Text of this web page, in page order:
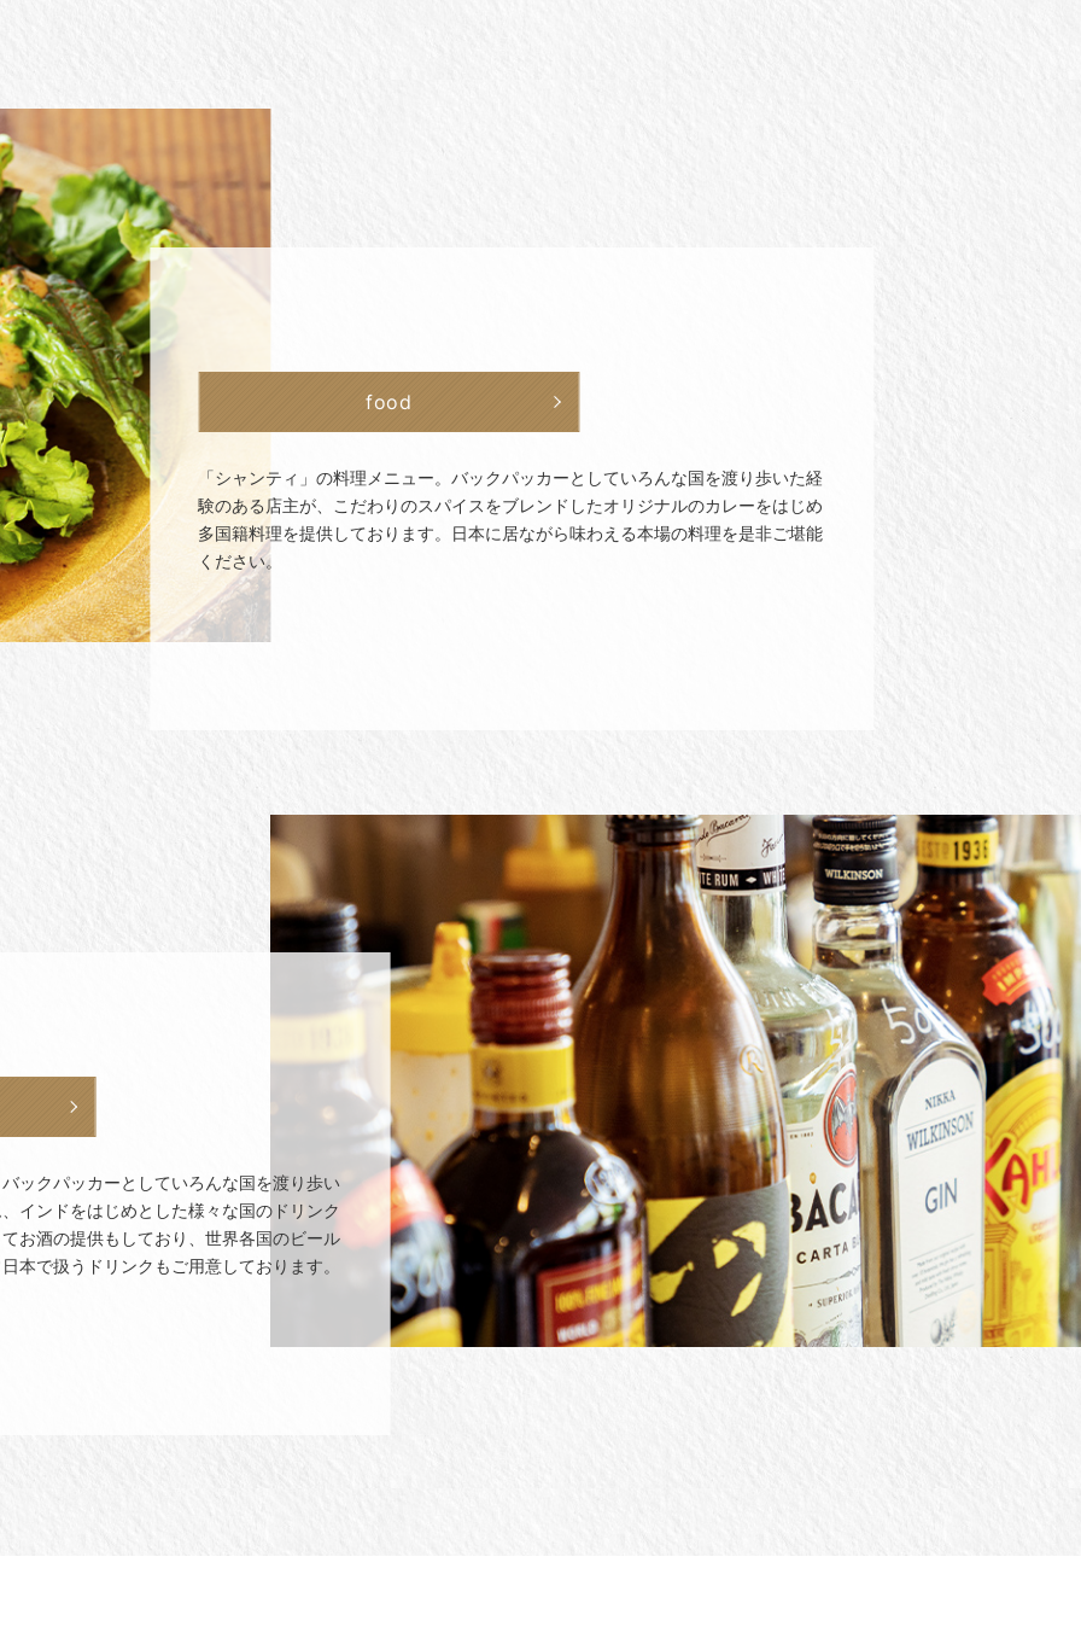
food
「シャンティ」の料理メニュー。バックパッカーとしていろんな国を渡り歩いた経
験のある店主が、こだわりのスパイスをブレンドしたオリジナルのカレーをはじめ
多国籍料理を提供しております。日本に居ながら味わえる本場の料理を是非ご堪能
ください。
ックパッカーとしていろんな国を渡り歩い
インドをはじめとした様々な国のドリンク
お酒の提供もしており、世界各国のビール
本で扱うドリンクもご用意しております。